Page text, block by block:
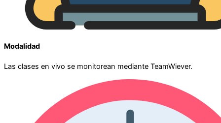
Modalidad
Las clases en vivo se monitorean mediante TeamWiever.